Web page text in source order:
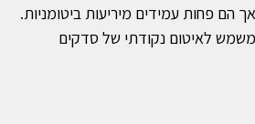
הם פחות עמידים מיריעות ביטומניות.
לאיטום נקודתי של סדקים